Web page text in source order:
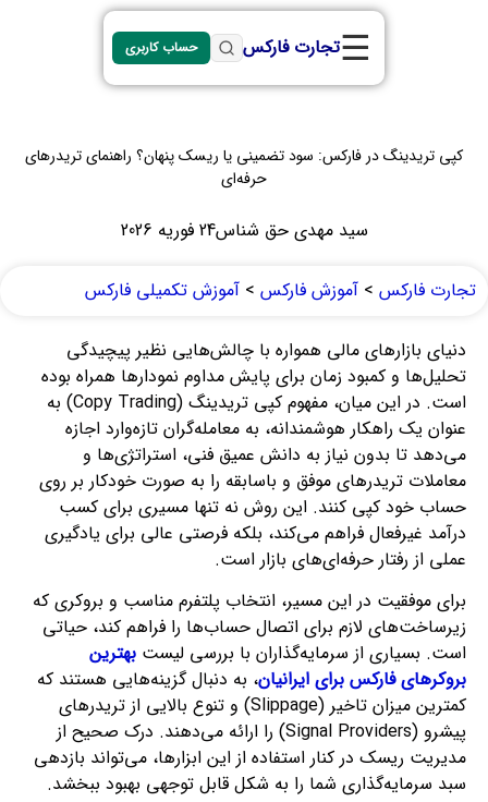
☰تجارت فارکس حساب کاربری
کپی تریدینگ در فارکس: سود تضمینی یا ریسک پنهان؟ راهنمای تریدرهای
حرفه‌ای
سید مهدی حق شناس24 فوریه 2026
تجارت فارکس > آموزش فارکس > آموزش تکمیلی فارکس
دنیای بازارهای مالی همواره با چالش‌هایی نظیر پیچیدگی
تحلیل‌ها و کمبود زمان برای پایش مداوم نمودارها همراه بوده
است. در این میان، مفهوم کپی تریدینگ (Copy Trading) به
عنوان یک راهکار هوشمندانه، به معامله‌گران تازه‌وارد اجازه
می‌دهد تا بدون نیاز به دانش عمیق فنی، استراتژی‌ها و
معاملات تریدرهای موفق و باسابقه را به صورت خودکار بر روی
حساب خود کپی کنند. این روش نه تنها مسیری برای کسب
درآمد غیرفعال فراهم می‌کند، بلکه فرصتی عالی برای یادگیری
عملی از رفتار حرفه‌ای‌های بازار است.
برای موفقیت در این مسیر، انتخاب پلتفرم مناسب و بروکری که
زیرساخت‌های لازم برای اتصال حساب‌ها را فراهم کند، حیاتی
است. بسیاری از سرمایه‌گذاران با بررسی لیست بهترین
بروکرهای فارکس برای ایرانیان، به دنبال گزینه‌هایی هستند که
کمترین میزان تاخیر (Slippage) و تنوع بالایی از تریدرهای
پیشرو (Signal Providers) را ارائه می‌دهند. درک صحیح از
مدیریت ریسک در کنار استفاده از این ابزارها، می‌تواند بازدهی
سبد سرمایه‌گذاری شما را به شکل قابل توجهی بهبود ببخشد.